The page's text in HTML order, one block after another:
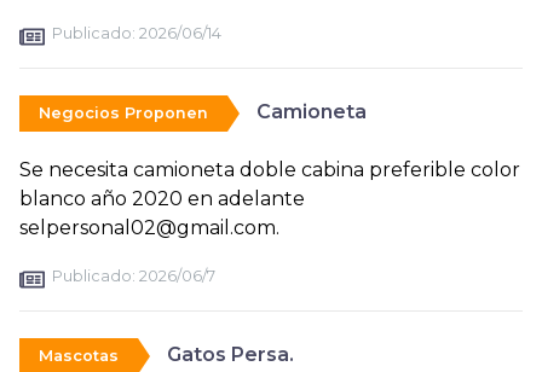
Publicado: 2026/06/14
Negocios Proponen Camioneta
Se necesita camioneta doble cabina preferible color
blanco año 2020 en adelante
selpersonal02@gmail.com.
Publicado: 2026/06/7
Mascotas Gatos Persa.